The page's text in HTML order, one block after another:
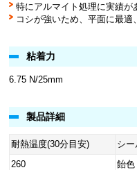
特にアルマイト処理に実績が
コシが強いため、平面に最適
粘着力
6.75 N/25mm
製品詳細
耐熱温度(30分目安)
シ
260
飴色